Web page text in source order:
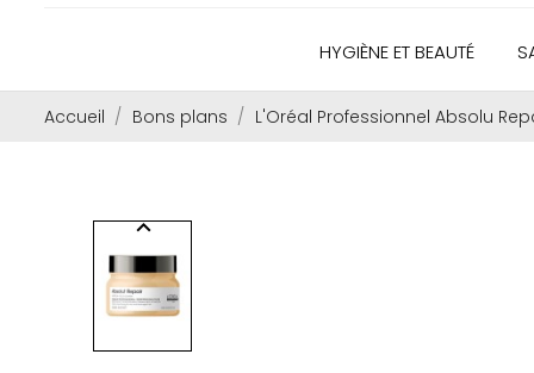
HYGIÈNE ET BEAUTÉ
Accueil Bons plans L'Oréal Professionnel Absolu
keyboard_arrow_left